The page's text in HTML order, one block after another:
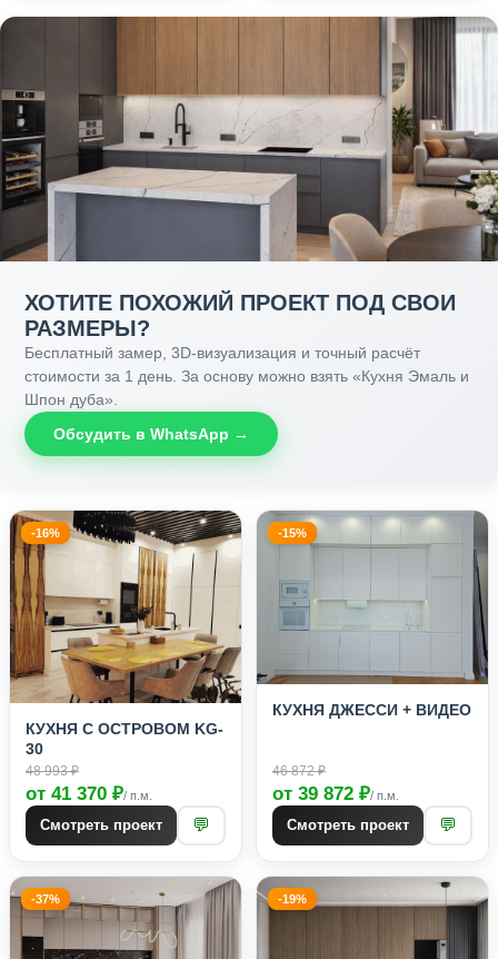
ХОТИТЕ ПОХОЖИЙ ПРОЕКТ ПОД СВОИ
РАЗМЕРЫ?
Бесплатный замер, 3D-визуализация и точный расчёт
стоимости за 1 день. За основу можно взять «Кухня Эмаль и
Шпон дуба».
Обсудить в WhatsApp →
-16%
КУХНЯ С ОСТРОВОМ KG-
30
48 993 ₽
от 41 370 ₽/ п.м.
Смотреть проект 💬
-15%
КУХНЯ ДЖЕССИ + ВИДЕО
46 872 ₽
от 39 872 ₽/ п.м.
Смотреть проект 💬
-37% -19%